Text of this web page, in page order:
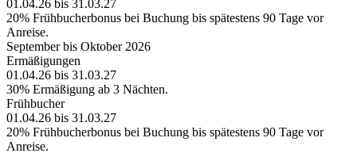
01.04.26 bis 31.03.27
20% Frühbucherbonus bei Buchung bis spätestens 90 Tage vor
Anreise.
September bis Oktober 2026
Ermäßigungen
01.04.26 bis 31.03.27
30% Ermäßigung ab 3 Nächten.
Frühbucher
01.04.26 bis 31.03.27
20% Frühbucherbonus bei Buchung bis spätestens 90 Tage vor
Anreise.